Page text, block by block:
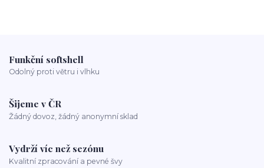
Funkční softshell
Odolný proti větru i vlhku
Šijeme v ČR
Žádný dovoz, žádný anonymní sklad
Vydrží víc než sezónu
Kvalitní zpracování a pevné švy